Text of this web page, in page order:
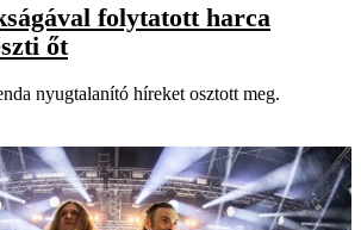
folytatott harca
őt
nyugtalanító híreket osztott meg.